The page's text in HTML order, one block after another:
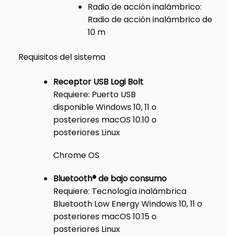
Radio de acción inalámbrico:
Radio de acción inalámbrico de
10 m
Requisitos del sistema
Receptor USB Logi Bolt
Requiere: Puerto USB
disponible Windows 10, 11 o
posteriores macOS 10.10 o
posteriores Linux
Chrome OS
Bluetooth® de bajo consumo
Requiere: Tecnología inalámbrica
Bluetooth Low Energy Windows 10, 11 o
posteriores macOS 10.15 o
posteriores Linux